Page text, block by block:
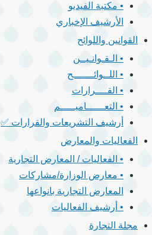
• مكتبة الفيديو
الأرشيف الإخباري
القوانين واللوائح
• الـقـوانـيــن
• اللــوائـــــــح
• القــــرارات
• التعــــــاميـــــم
أرشيف التشريعات والقرارات ✅
الفعاليات والمعارض
• الفعاليات / المعارض التجارية
• معارض الوزارة/مشاركات
المعارض التجارية بانواعها
• أرشيف الفعاليات
مجلة التجارة